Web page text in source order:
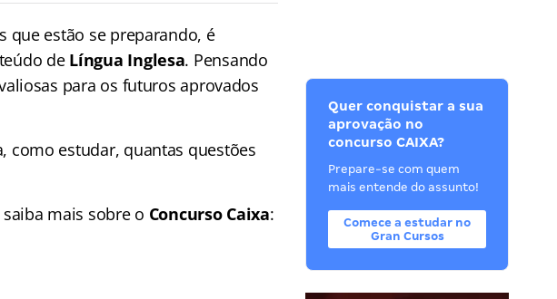
que estão se preparando, é
de Língua Inglesa. Pensando
para os futuros aprovados
como estudar, quantas questões
mais sobre o Concurso Caixa:
Quer conquistar a sua
aprovação no
concurso CAIXA?
Prepare-se com quem
mais entende do assunto!
Comece a estudar no
Gran Cursos